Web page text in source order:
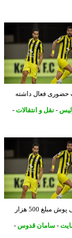
فعال داشته
-نقل و انتقالات-
روزنو :باشگاه پرسپولیس قصد دارد برای جذب هافبک ملی پوش مبلغ 500 هزار
-سامان قدوس-